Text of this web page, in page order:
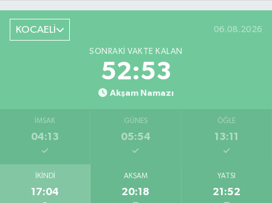
KOCAELİ 06.08.2026
SONRAKI VAKTE KALAN
52:53
Akşam Namazı
İMSAK
04:13
GÜNEŞ
05:54
ÖĞLE
13:11
İKINDI
17:04
AKŞAM
20:18
YATSI
21:52